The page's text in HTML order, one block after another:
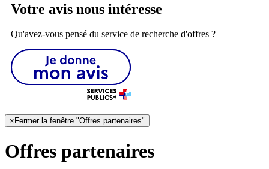
Votre avis nous intéresse
Qu'avez-vous pensé du service de recherche d'offres ?
× Fermer la fenêtre "Offres partenaires"
Offres partenaires